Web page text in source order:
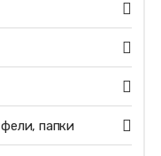
папки